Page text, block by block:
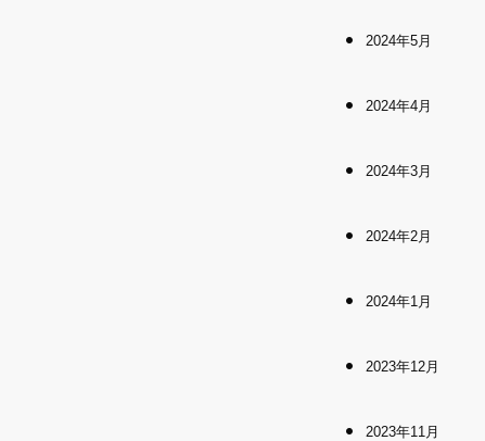
2024年5月
2024年4月
2024年3月
2024年2月
2024年1月
2023年12月
2023年11月